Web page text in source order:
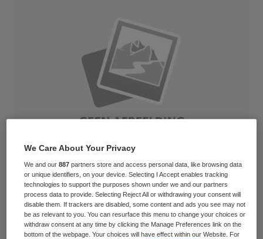
De ouderenzorg telt 31 bestuurders die
meer verdienen dan de Beloningscode
Bestuurders Zorg toestaat. Dat stelt
We Care About Your Privacy
We and our887 partners store and access personal data, like browsing data
or unique identifiers, on your device. Selecting I Accept enables tracking
technologies to support the purposes shown under we and our partners
process data to provide. Selecting Reject All or withdrawing your consent will
disable them. If trackers are disabled, some content and ads you see may not
be as relevant to you. You can resurface this menu to change your choices or
withdraw consent at any time by clicking the Manage Preferences link on the
bottom of the webpage. Your choices will have effect within our Website. For